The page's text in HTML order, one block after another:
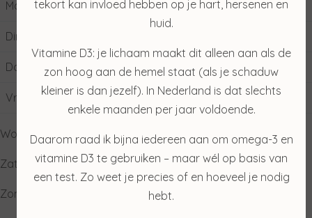
Maandag 10:00 17:00
Dinsdag
Donderdag 09:00
Vrijdag 09:00
Woensdag: gesloten
Zaterdag: ophalen producten
Zondag: relaxdag
tekort kan invloed hebben op je hart, hersenen en
huid.
Vitamine D3: je lichaam maakt dit alleen aan als de
zon hoog aan de hemel staat (als je schaduw
kleiner is dan jezelf). In Nederland is dat slechts
enkele maanden per jaar voldoende.
Daarom raad ik bijna iedereen aan om omega-3 en
vitamine D3 te gebruiken – maar wél op basis van
een test. Zo weet je precies of en hoeveel je nodig
hebt.